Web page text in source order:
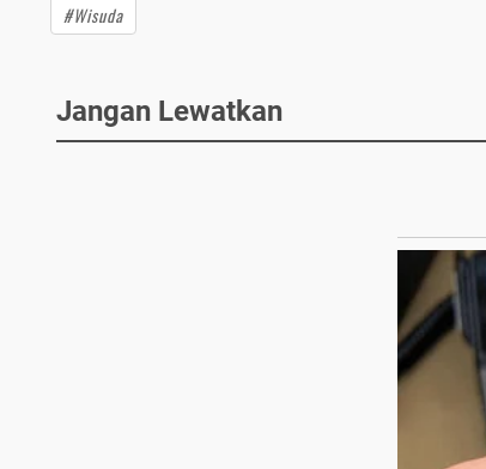
#Wisuda
Jangan Lewatkan